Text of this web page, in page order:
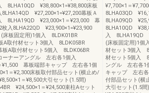
8LHA10QD ¥38,800×1=¥38,800床板
8LHA14QD ¥27,200×1=¥27,200幕板Ａ
8LHA19QD ¥23,000×1＝¥23,000 幕
枚入8LHA22QD ¥23,900×1=¥23,900
(床板固定用)1個入 8LDK01BR
A取付材セット3個入 8LDK05BR
板A取付材セット5個入 8LDK06BR
ーナーアングル 左右各1個入
¥1,500 幕板端部キャップ 左右各1個
＝¥2,300床板取付部品セット(横止め/
＝¥8,500大引セット(1.5間)
¥24,500×1＝¥24,500束柱Aセット
¥7,700×1＝
8LHA03QD
8LHA09QD
8LHA10QD
入 8LHA19QD
(床板固定用)1個
材セット3個入
材セット5個入
ングル 左右各1
キャップ 左右
付部品セット(横
大引セット(1.5